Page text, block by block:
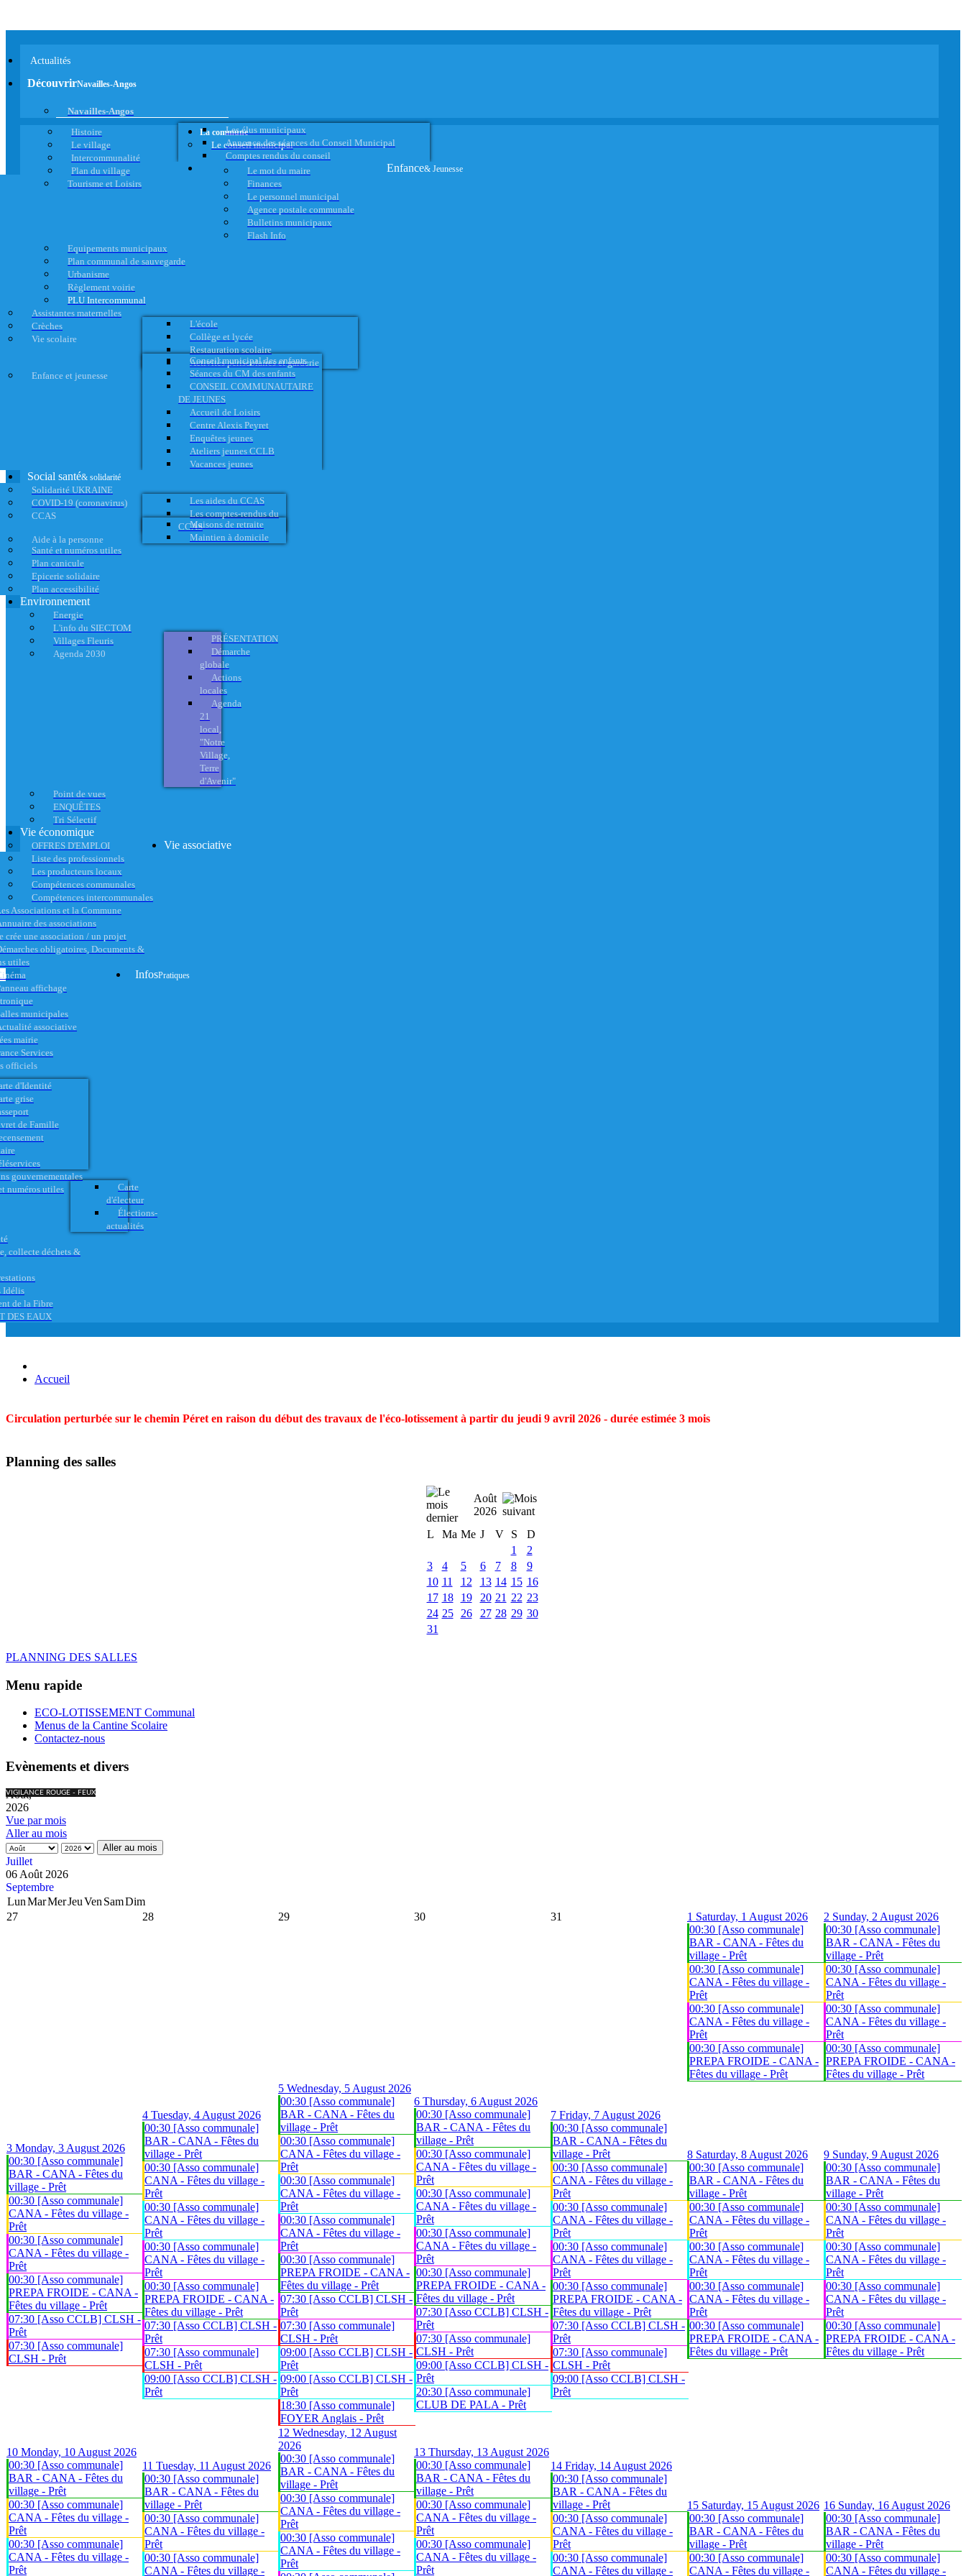
Actualités
DécouvrirNavailles-Angos
Navailles-Angos
Histoire
Le village
Intercommunalité
Plan du village
Tourisme et Loisirs
La commune
Le conseil municipal
Les élus municipaux
Annonce des séances du Conseil Municipal
Comptes rendus du conseil
Le mot du maire
Finances
Le personnel municipal
Agence postale communale
Bulletins municipaux
Flash Info
Equipements municipaux
Plan communal de sauvegarde
Urbanisme
Règlement voirie
PLU Intercommunal
Enfance& Jeunesse
Assistantes maternelles
Crèches
Vie scolaire
L'école
Collège et lycée
Restauration scolaire
Activités périscolaires et garderie
Enfance et jeunesse
Conseil municipal des enfants
Séances du CM des enfants
CONSEIL COMMUNAUTAIRE
DE JEUNES
Accueil de Loisirs
Centre Alexis Peyret
Enquêtes jeunes
Ateliers jeunes CCLB
Vacances jeunes
Social santé& solidarité
Solidarité UKRAINE
COVID-19 (coronavirus)
CCAS
Les aides du CCAS
Les comptes-rendus du
CCAS
Aide à la personne
Maisons de retraite
Maintien à domicile
Santé et numéros utiles
Plan canicule
Epicerie solidaire
Plan accessibilité
Environnement
Energie
L'info du SIECTOM
Villages Fleuris
Agenda 2030
PRÉSENTATION
Démarche
globale
Actions
locales
Agenda
21
local,
"Notre
Village,
Terre
d'Avenir"
Point de vues
ENQUÊTES
Tri Sélectif
Vie économique
OFFRES D'EMPLOI
Liste des professionnels
Les producteurs locaux
Compétences communales
Compétences intercommunales
Vie associative
Associations et la Commune
des associations
crée une association / un projet
obligatoires, Documents &
utiles
affichage
municipales
associative
InfosPratiques
mairie
Services
officiels
d'Identité
grise
de Famille
gouvernementales
numéros utiles
Carte
d'électeur
Élections-
actualités
collecte déchets &
Idélis
de la Fibre
DES EAUX
Accueil
Circulation perturbée sur le chemin Péret en raison du début des travaux de l'éco-lotissement à partir du jeudi 9 avril 2026 - durée estimée 3 mois
Planning des salles
Août
2026
L
Ma Me J V S
D
1
2
3
4 5 6 7 8
9
10 11 12 13 14 15 16
17 18 19 20 21 22 23
24 25 26 27 28 29 30
31
PLANNING DES SALLES
Menu rapide
ECO-LOTISSEMENT Communal
Menus de la Cantine Scolaire
Contactez-nous
Evènements et divers
VIGILANCE ROUGE - FEUX
Août,
2026
Vue par mois
Aller au mois
Aller au mois
Juillet
06 Août 2026
Septembre
LunMarMerJeuVen SamDim
27
28 29 30 31 1 Saturday, 1 August 2026
00:30 [Asso communale]
BAR - CANA - Fêtes du
village - Prêt
00:30 [Asso communale]
CANA - Fêtes du village -
Prêt
00:30 [Asso communale]
CANA - Fêtes du village -
Prêt
00:30 [Asso communale]
PREPA FROIDE - CANA -
Fêtes du village - Prêt
2 Sunday, 2 August 2026
00:30 [Asso communale]
BAR - CANA - Fêtes du
village - Prêt
00:30 [Asso communale]
CANA - Fêtes du village -
Prêt
00:30 [Asso communale]
CANA - Fêtes du village -
Prêt
00:30 [Asso communale]
PREPA FROIDE - CANA -
Fêtes du village - Prêt
3 Monday, 3 August 2026
00:30 [Asso communale]
BAR - CANA - Fêtes du
village - Prêt
00:30 [Asso communale]
CANA - Fêtes du village -
Prêt
00:30 [Asso communale]
CANA - Fêtes du village -
Prêt
00:30 [Asso communale]
PREPA FROIDE - CANA -
Fêtes du village - Prêt
07:30 [Asso CCLB] CLSH -
Prêt
07:30 [Asso communale]
CLSH - Prêt
4 Tuesday, 4 August 2026
00:30 [Asso communale]
BAR - CANA - Fêtes du
village - Prêt
00:30 [Asso communale]
CANA - Fêtes du village -
Prêt
00:30 [Asso communale]
CANA - Fêtes du village -
Prêt
00:30 [Asso communale]
CANA - Fêtes du village -
Prêt
00:30 [Asso communale]
PREPA FROIDE - CANA -
Fêtes du village - Prêt
07:30 [Asso CCLB] CLSH -
Prêt
07:30 [Asso communale]
CLSH - Prêt
09:00 [Asso CCLB] CLSH -
Prêt
5 Wednesday, 5 August 2026
00:30 [Asso communale]
BAR - CANA - Fêtes du
village - Prêt
00:30 [Asso communale]
CANA - Fêtes du village -
Prêt
00:30 [Asso communale]
CANA - Fêtes du village -
Prêt
00:30 [Asso communale]
CANA - Fêtes du village -
Prêt
00:30 [Asso communale]
PREPA FROIDE - CANA -
Fêtes du village - Prêt
07:30 [Asso CCLB] CLSH -
Prêt
07:30 [Asso communale]
CLSH - Prêt
09:00 [Asso CCLB] CLSH -
Prêt
09:00 [Asso CCLB] CLSH -
Prêt
18:30 [Asso communale]
FOYER Anglais - Prêt
6 Thursday, 6 August 2026
00:30 [Asso communale]
BAR - CANA - Fêtes du
village - Prêt
00:30 [Asso communale]
CANA - Fêtes du village -
Prêt
00:30 [Asso communale]
CANA - Fêtes du village -
Prêt
00:30 [Asso communale]
CANA - Fêtes du village -
Prêt
00:30 [Asso communale]
PREPA FROIDE - CANA -
Fêtes du village - Prêt
07:30 [Asso CCLB] CLSH -
Prêt
07:30 [Asso communale]
CLSH - Prêt
09:00 [Asso CCLB] CLSH -
Prêt
20:30 [Asso communale]
CLUB DE PALA - Prêt
7 Friday, 7 August 2026
00:30 [Asso communale]
BAR - CANA - Fêtes du
village - Prêt
00:30 [Asso communale]
CANA - Fêtes du village -
Prêt
00:30 [Asso communale]
CANA - Fêtes du village -
Prêt
00:30 [Asso communale]
CANA - Fêtes du village -
Prêt
00:30 [Asso communale]
PREPA FROIDE - CANA -
Fêtes du village - Prêt
07:30 [Asso CCLB] CLSH -
Prêt
07:30 [Asso communale]
CLSH - Prêt
09:00 [Asso CCLB] CLSH -
Prêt
8 Saturday, 8 August 2026
00:30 [Asso communale]
BAR - CANA - Fêtes du
village - Prêt
00:30 [Asso communale]
CANA - Fêtes du village -
Prêt
00:30 [Asso communale]
CANA - Fêtes du village -
Prêt
00:30 [Asso communale]
CANA - Fêtes du village -
Prêt
00:30 [Asso communale]
PREPA FROIDE - CANA -
Fêtes du village - Prêt
9 Sunday, 9 August 2026
00:30 [Asso communale]
BAR - CANA - Fêtes du
village - Prêt
00:30 [Asso communale]
CANA - Fêtes du village -
Prêt
00:30 [Asso communale]
CANA - Fêtes du village -
Prêt
00:30 [Asso communale]
CANA - Fêtes du village -
Prêt
00:30 [Asso communale]
PREPA FROIDE - CANA -
Fêtes du village - Prêt
10 Monday, 10 August 2026
00:30 [Asso communale]
BAR - CANA - Fêtes du
village - Prêt
00:30 [Asso communale]
CANA - Fêtes du village -
Prêt
00:30 [Asso communale]
CANA - Fêtes du village -
Prêt
11 Tuesday, 11 August 2026
00:30 [Asso communale]
BAR - CANA - Fêtes du
village - Prêt
00:30 [Asso communale]
CANA - Fêtes du village -
Prêt
00:30 [Asso communale]
CANA - Fêtes du village -
12 Wednesday, 12 August
2026
00:30 [Asso communale]
BAR - CANA - Fêtes du
village - Prêt
00:30 [Asso communale]
CANA - Fêtes du village -
Prêt
00:30 [Asso communale]
CANA - Fêtes du village -
Prêt
13 Thursday, 13 August 2026
00:30 [Asso communale]
BAR - CANA - Fêtes du
village - Prêt
00:30 [Asso communale]
CANA - Fêtes du village -
Prêt
00:30 [Asso communale]
CANA - Fêtes du village -
Prêt
14 Friday, 14 August 2026
00:30 [Asso communale]
BAR - CANA - Fêtes du
village - Prêt
00:30 [Asso communale]
CANA - Fêtes du village -
Prêt
00:30 [Asso communale]
CANA - Fêtes du village -
15 Saturday, 15 August 2026
00:30 [Asso communale]
BAR - CANA - Fêtes du
village - Prêt
00:30 [Asso communale]
CANA - Fêtes du village -
16 Sunday, 16 August 2026
00:30 [Asso communale]
BAR - CANA - Fêtes du
village - Prêt
00:30 [Asso communale]
CANA - Fêtes du village -